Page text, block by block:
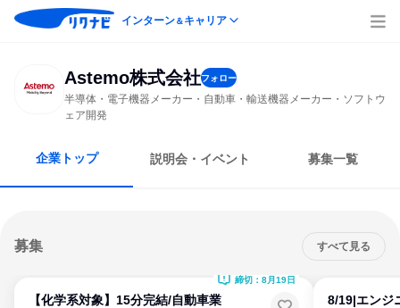
インターン＆キャリア
Astemo株式会社フォロー
半導体・電子機器メーカー・自動車・輸送機器メーカー・ソフトウ
ェア開発
企業トップ 説明会・イベント 募集一覧
募集 すべて見る
【化学系対象】15分完結/自動車業
締切：8月19日
8/19|エンジ